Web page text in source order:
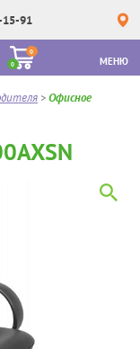
15-91
0
0
МЕНЮ
>Офисное